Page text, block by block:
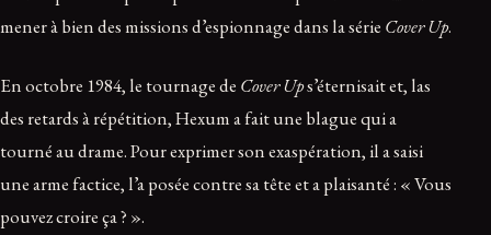
mener à bien des missions d’espionnage dans la série Cover Up.
En octobre 1984, le tournage de Cover Ups’éternisait et, las
des retards à répétition, Hexum a fait une blague qui a
tourné au drame. Pour exprimer son exaspération, il a saisi
une arme factice, l’a posée contre sa tête et a plaisanté : « Vous
pouvez croire ça ? ».